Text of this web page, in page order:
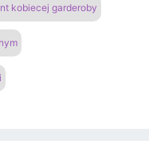
kobiecej garderoby